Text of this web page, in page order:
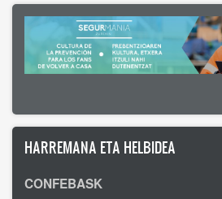
HARREMANA ETA HELBIDEA
CONFEBASK